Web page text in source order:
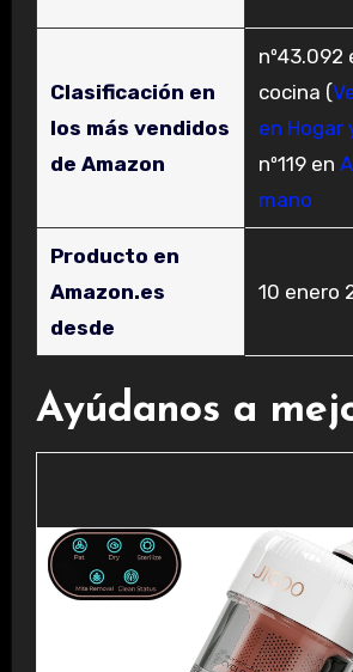
Clasificación en
los más vendidos
de Amazon
nº43.092
cocina (
en Hogar
nº119 en
mano
Producto en
Amazon.es
desde
10 enero
Ayúdanos a